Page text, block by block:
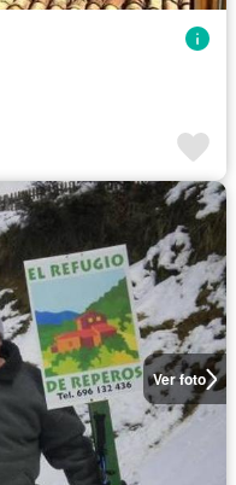
Ver foto